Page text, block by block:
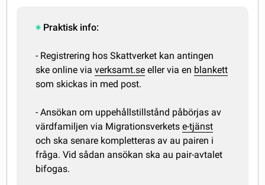
Praktisk info:
- Registrering hos Skattverket kan antingen
ske online viaverksamt.se eller via en blankett
som skickas in med post.
- Ansökan om uppehållstillstånd påbörjas av
värdfamiljen via Migrationsverketse-tjänst
och ska senare kompletteras av au pairen i
fråga. Vid sådan ansökan ska au pair-avtalet
bifogas.